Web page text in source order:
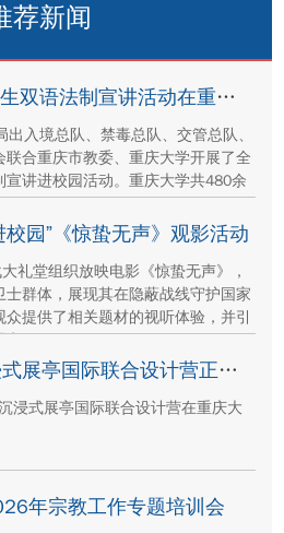
荐新闻
重庆市首场来华留学生双语法制宣讲活动在重庆大学举办
入境总队、禁毒总队、交管总队、
合重庆市教委、重庆大学开展了全
讲进校园活动。重庆大学共480余
园”《惊蛰无声》观影活动
礼堂组织放映电影《惊蛰无声》，
群体，展现其在隐蔽战线守护国家
提供了相关题材的视听体验，并引
考。
2026“一带一路”沉浸式展亭国际联合设计营正式开营
浸式展亭国际联合设计营在重庆大
年宗教工作专题培训会